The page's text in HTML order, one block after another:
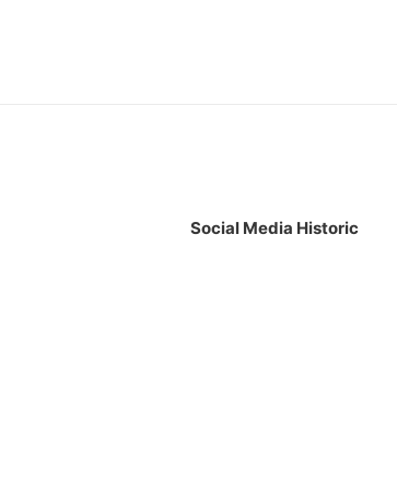
Social Media Historic